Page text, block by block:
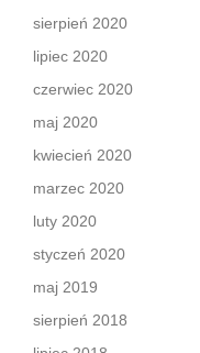
sierpień 2020
lipiec 2020
czerwiec 2020
maj 2020
kwiecień 2020
marzec 2020
luty 2020
styczeń 2020
maj 2019
sierpień 2018